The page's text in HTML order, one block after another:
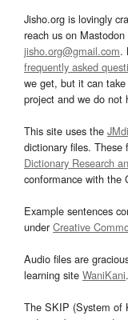
Jisho.org is lovingly
reach us on Mastodon
jisho.org@gmail.com.
frequently asked
we get, but it can
project and we do not
This site uses the
dictionary files. These
Dictionary Research
conformance with the
Example sentences
underCreative
Audio files are
learning site WaniKani.
The SKIP (System of